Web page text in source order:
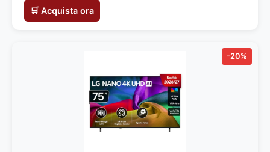
🛒 Acquista ora
-20%